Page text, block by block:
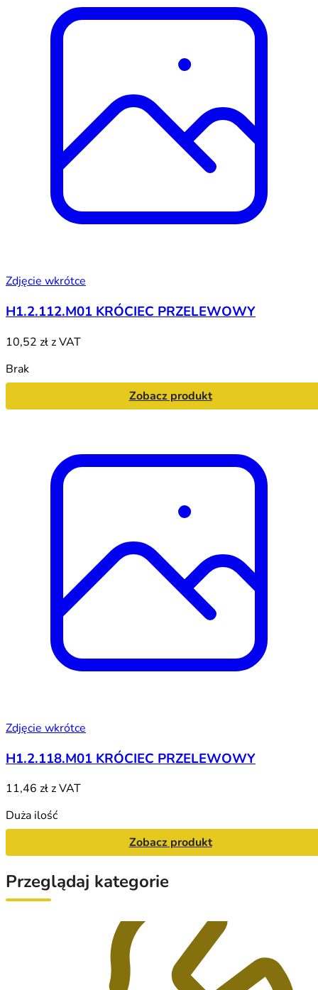
Zdjęcie wkrótce
H1.2.112.M01 KRÓCIEC PRZELEWOWY
10,52 złz VAT
Brak
Zobacz produkt
Zdjęcie wkrótce
H1.2.118.M01 KRÓCIEC PRZELEWOWY
11,46 złz VAT
Duża ilość
Zobacz produkt
Przeglądaj kategorie